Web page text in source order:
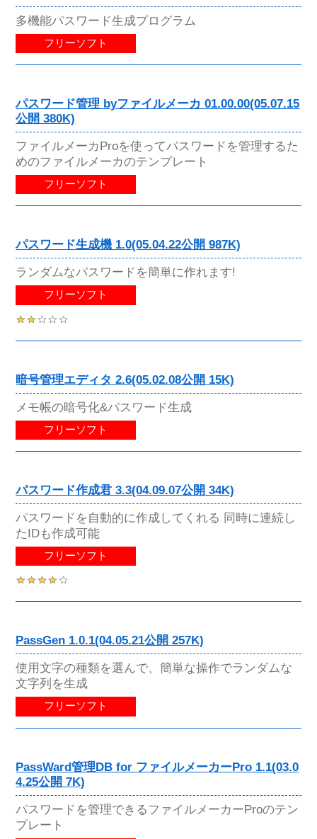
多機能パスワード生成プログラム
フリーソフト
パスワード管理 byファイルメーカ 01.00.00(05.07.15
公開 380K)
ファイルメーカProを使ってパスワードを管理するた
めのファイルメーカのテンプレート
フリーソフト
パスワード生成機 1.0(05.04.22公開 987K)
ランダムなパスワードを簡単に作れます!
フリーソフト
暗号管理エディタ 2.6(05.02.08公開 15K)
メモ帳の暗号化&パスワード生成
フリーソフト
パスワード作成君 3.3(04.09.07公開 34K)
パスワードを自動的に作成してくれる 同時に連続し
たIDも作成可能
フリーソフト
PassGen 1.0.1(04.05.21公開 257K)
使用文字の種類を選んで、簡単な操作でランダムな
文字列を生成
フリーソフト
PassWard管理DB for ファイルメーカーPro 1.1(03.0
4.25公開 7K)
パスワードを管理できるファイルメーカーProのテン
プレート